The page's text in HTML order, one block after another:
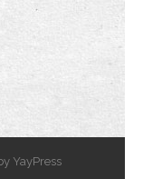
YayPress